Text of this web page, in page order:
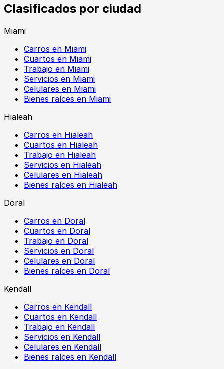
Clasificados por ciudad
Miami
Carros en Miami
Cuartos en Miami
Trabajo en Miami
Servicios en Miami
Celulares en Miami
Bienes raíces en Miami
Hialeah
Carros en Hialeah
Cuartos en Hialeah
Trabajo en Hialeah
Servicios en Hialeah
Celulares en Hialeah
Bienes raíces en Hialeah
Doral
Carros en Doral
Cuartos en Doral
Trabajo en Doral
Servicios en Doral
Celulares en Doral
Bienes raíces en Doral
Kendall
Carros en Kendall
Cuartos en Kendall
Trabajo en Kendall
Servicios en Kendall
Celulares en Kendall
Bienes raíces en Kendall